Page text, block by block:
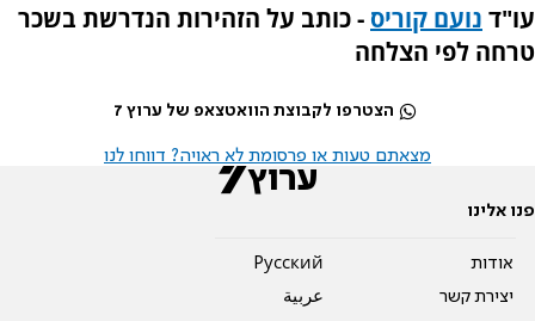
עו"ד נועם קוריס - כותב על הזהירות הנדרשת בשכר
טרחה לפי הצלחה
הצטרפו לקבוצת הוואטצאפ של ערוץ 7
מצאתם טעות או פרסומת לא ראויה? דווחו לנו
פנו אלינו
אודות
יצירת קשר
Pусский
عربية